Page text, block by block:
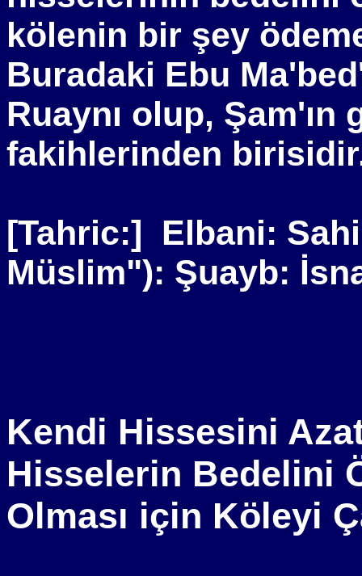
kölenin bir şey
Buradaki Ebu
Ruaynı olup,
fakihlerinden
[Tahric:] Elbani:
Müslim"): Şuayb:
Kendi Hissesini
Hisselerin Bedelini
Olması için Köleyi